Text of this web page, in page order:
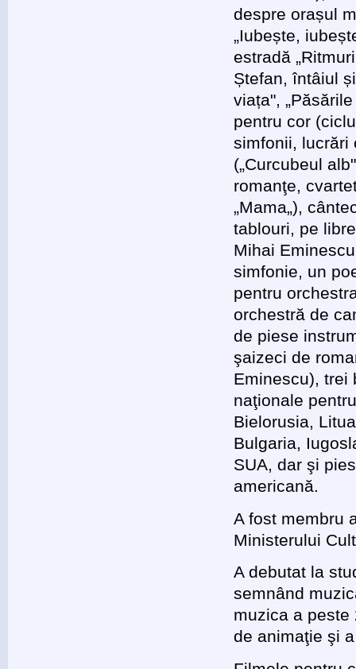
despre orașul
„Iubește,
estradă
Ștefan, întâiul
viața",
pentru cor
simfonii, lucrări
(„Curcubeul
romanţe,
„Mama„),
tablouri, pe
Mihai
simfonie, un
pentru
orchestră de
de piese
şaizeci de
Eminescu), trei
naţionale
Bielorusia,
Bulgaria,
SUA, dar şi
americană.
A fost membru
Ministerului
A debutat la
semnând
muzica a
de animaţie şi